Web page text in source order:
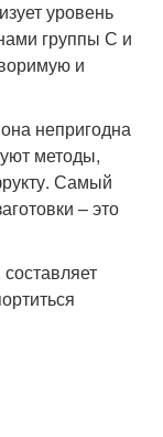
уровень
группы С и
и
непригодна
методы,
Самый
– это